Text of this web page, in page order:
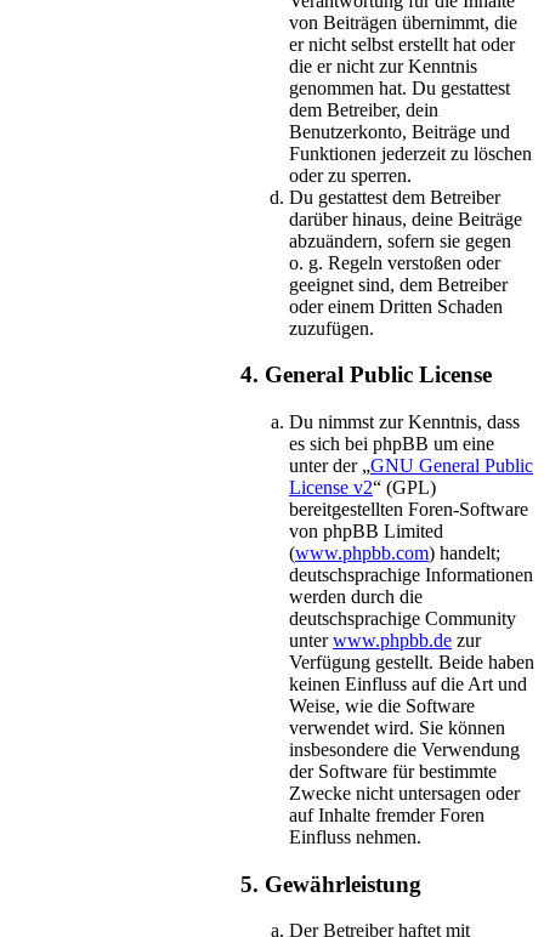
von Beiträgen übernimmt, die
er nicht selbst erstellt hat oder
die er nicht zur Kenntnis
genommen hat. Du gestattest
dem Betreiber, dein
Benutzerkonto, Beiträge und
Funktionen jederzeit zu löschen
oder zu sperren.
Du gestattest dem Betreiber
darüber hinaus, deine Beiträge
abzuändern, sofern sie gegen
o. g. Regeln verstoßen oder
geeignet sind, dem Betreiber
oder einem Dritten Schaden
zuzufügen.
4. General Public License
Du nimmst zur Kenntnis, dass
es sich bei phpBB um eine
unter der „GNU General Public
License v2“ (GPL)
bereitgestellten Foren-Software
von phpBB Limited
(www.phpbb.com) handelt;
deutschsprachige Informationen
werden durch die
deutschsprachige Community
unterwww.phpbb.de zur
Verfügung gestellt. Beide haben
keinen Einfluss auf die Art und
Weise, wie die Software
verwendet wird. Sie können
insbesondere die Verwendung
der Software für bestimmte
Zwecke nicht untersagen oder
auf Inhalte fremder Foren
Einfluss nehmen.
5. Gewährleistung
Der Betreiber haftet mit